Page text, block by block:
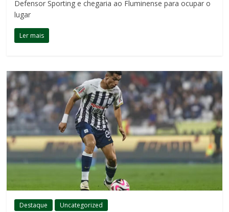
Defensor Sporting e chegaria ao Fluminense para ocupar o
lugar
Ler mais
Destaque Uncategorized